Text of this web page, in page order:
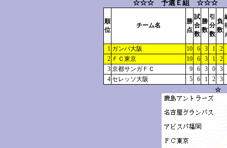
☆☆☆ 予選Ｅ組 ☆☆☆
順
位
チーム名
勝
点
試
合
数
勝
数
引
分
数
負
数
1 ガンバ大阪 10 6 3 1
2
2 ＦＣ東京 10 6 3 1
2
3 京都サンガＦＣ 9 6 3 0
3
4 セレッソ大阪 5 6 1 2
3
☆